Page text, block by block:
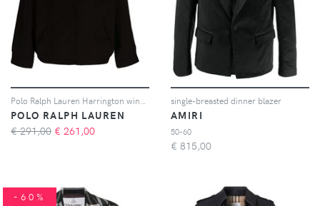
POLO RALPH LAUREN
€ 291,00 € 261,00
single-breasted dinner blazer
AMIRI
50-60
€ 815,00
-60%